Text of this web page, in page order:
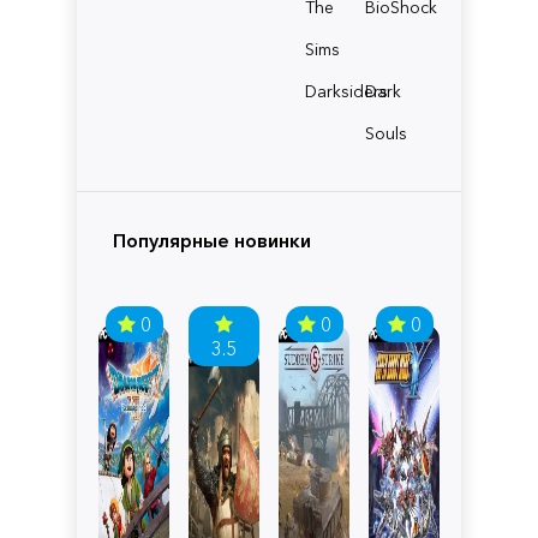
The
Sims
BioShock
Darksiders
Dark
Souls
Популярные новинки
0
3.5
0 0